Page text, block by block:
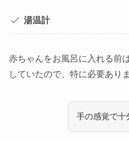
湯温計
赤ちゃんをお風呂に入れる前
していたので、特に必要あり
手の感覚で十